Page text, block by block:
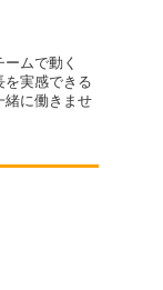
ムで動く
を実感できる
緒に働きませ